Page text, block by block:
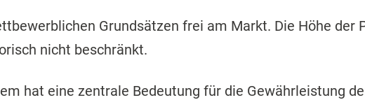
Grundsätzen frei am Markt. Die Höhe der
nicht beschränkt.
hat eine zentrale Bedeutung für die Gewährleistung